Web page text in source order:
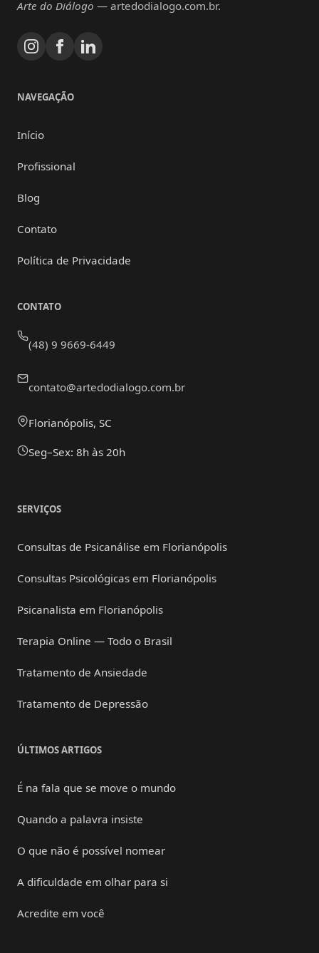
Arte do Diálogo — artedodialogo.com.br.
NAVEGAÇÃO
Início
Profissional
Blog
Contato
Política de Privacidade
CONTATO
(48) 9 9669-6449
contato@artedodialogo.com.br
Florianópolis, SC
Seg–Sex: 8h às 20h
SERVIÇOS
Consultas de Psicanálise em Florianópolis
Consultas Psicológicas em Florianópolis
Psicanalista em Florianópolis
Terapia Online — Todo o Brasil
Tratamento de Ansiedade
Tratamento de Depressão
ÚLTIMOS ARTIGOS
É na fala que se move o mundo
Quando a palavra insiste
O que não é possível nomear
A dificuldade em olhar para si
Acredite em você